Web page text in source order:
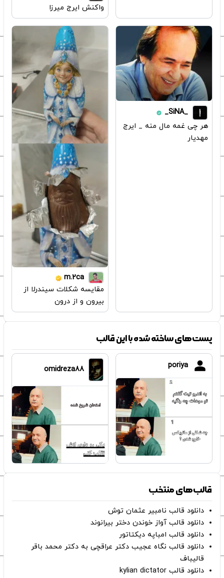
واکنش ایرج میرزا
_SiNA_
هر چی غمه مال منه _ ایرج
مهدیار
m.2ca
مقایسه شکلات سیندرلا از
بیرون و از درون
پست‌های ساخته شده با این قالب
poriya
omidreza88
قالب‌های منتخب
دانلود قالب نامبیر عثمان ‌توش
دانلود قالب آواز خوندن دختر بیرانوند
دانلود قالب امباپه دیکتاتور
دانلود قالب نگاه عجیب دکتر عراقچی به دکتر محمد باقر
قالیباف
دانلود قالب kylian dictator